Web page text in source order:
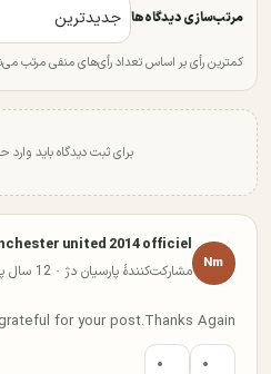
مرتب‌سازی دیدگاه‌ها
کمترین رأی بر اساس تعداد رأی‌های منفی مرتب
برای ثبت دیدگاه باید
Nm
united 2014 officiel
مشارکت‌کنندهٔ پارسیان دژ · 12 سال پیش
for your post.Thanks Again.
۰ ۰